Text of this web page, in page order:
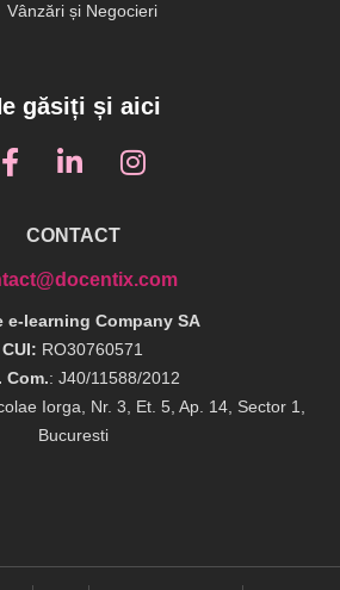
Vânzări și Negocieri
găsiți și aici
CONTACT
e-learning Company SA
CUI: RO30760571
Com.: J40/11588/2012
Iorga, Nr. 3, Et. 5, Ap. 14, Sector 1,
Bucuresti